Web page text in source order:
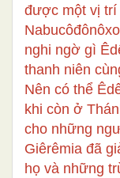
được một vị trí
nghi ngờ gì
thanh niên
Nên có thể
khi còn ở
cho những
Giêrêmia đã
họ và những